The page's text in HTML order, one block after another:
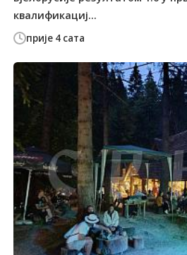
прије 4 сата
квалификациј...